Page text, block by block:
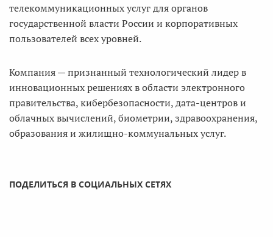
телекоммуникационных услуг для органов
государственной власти России и корпоративных
пользователей всех уровней.
Компания — признанный технологический лидер в
инновационных решениях в области электронного
правительства, кибербезопасности, дата-центров и
облачных вычислений, биометрии, здравоохранения,
образования и жилищно-коммунальных услуг.
ПОДЕЛИТЬСЯ В СОЦИАЛЬНЫХ СЕТЯХ